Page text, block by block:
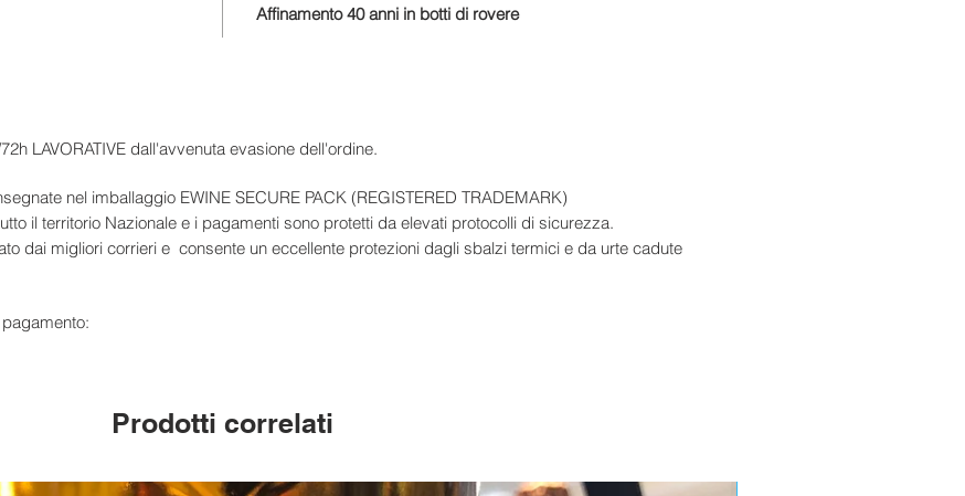
Affinamento 40 anni in botti di rovere
LAVORATIVE dall'avvenuta evasione dell'ordine.
nel imballaggio EWINE SECURE PACK (REGISTERED TRADEMARK)
il territorio Nazionale e i pagamenti sono protetti da elevati protocolli di sicurezza.
dai migliori corrieri e consente un eccellente protezioni dagli sbalzi termici e da urte cadute
Prodotti correlati